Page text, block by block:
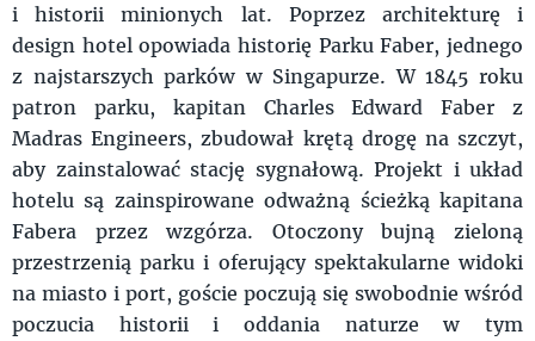
i historii minionych lat. Poprzez architekturę i
design hotel opowiada historię Parku Faber, jednego
z najstarszych parków w Singapurze. W 1845 roku
patron parku, kapitan Charles Edward Faber z
Madras Engineers, zbudował krętą drogę na szczyt,
aby zainstalować stację sygnałową. Projekt i układ
hotelu są zainspirowane odważną ścieżką kapitana
Fabera przez wzgórza. Otoczony bujną zieloną
przestrzenią parku i oferujący spektakularne widoki
na miasto i port, goście poczują się swobodnie wśród
poczucia historii i oddania naturze w tym